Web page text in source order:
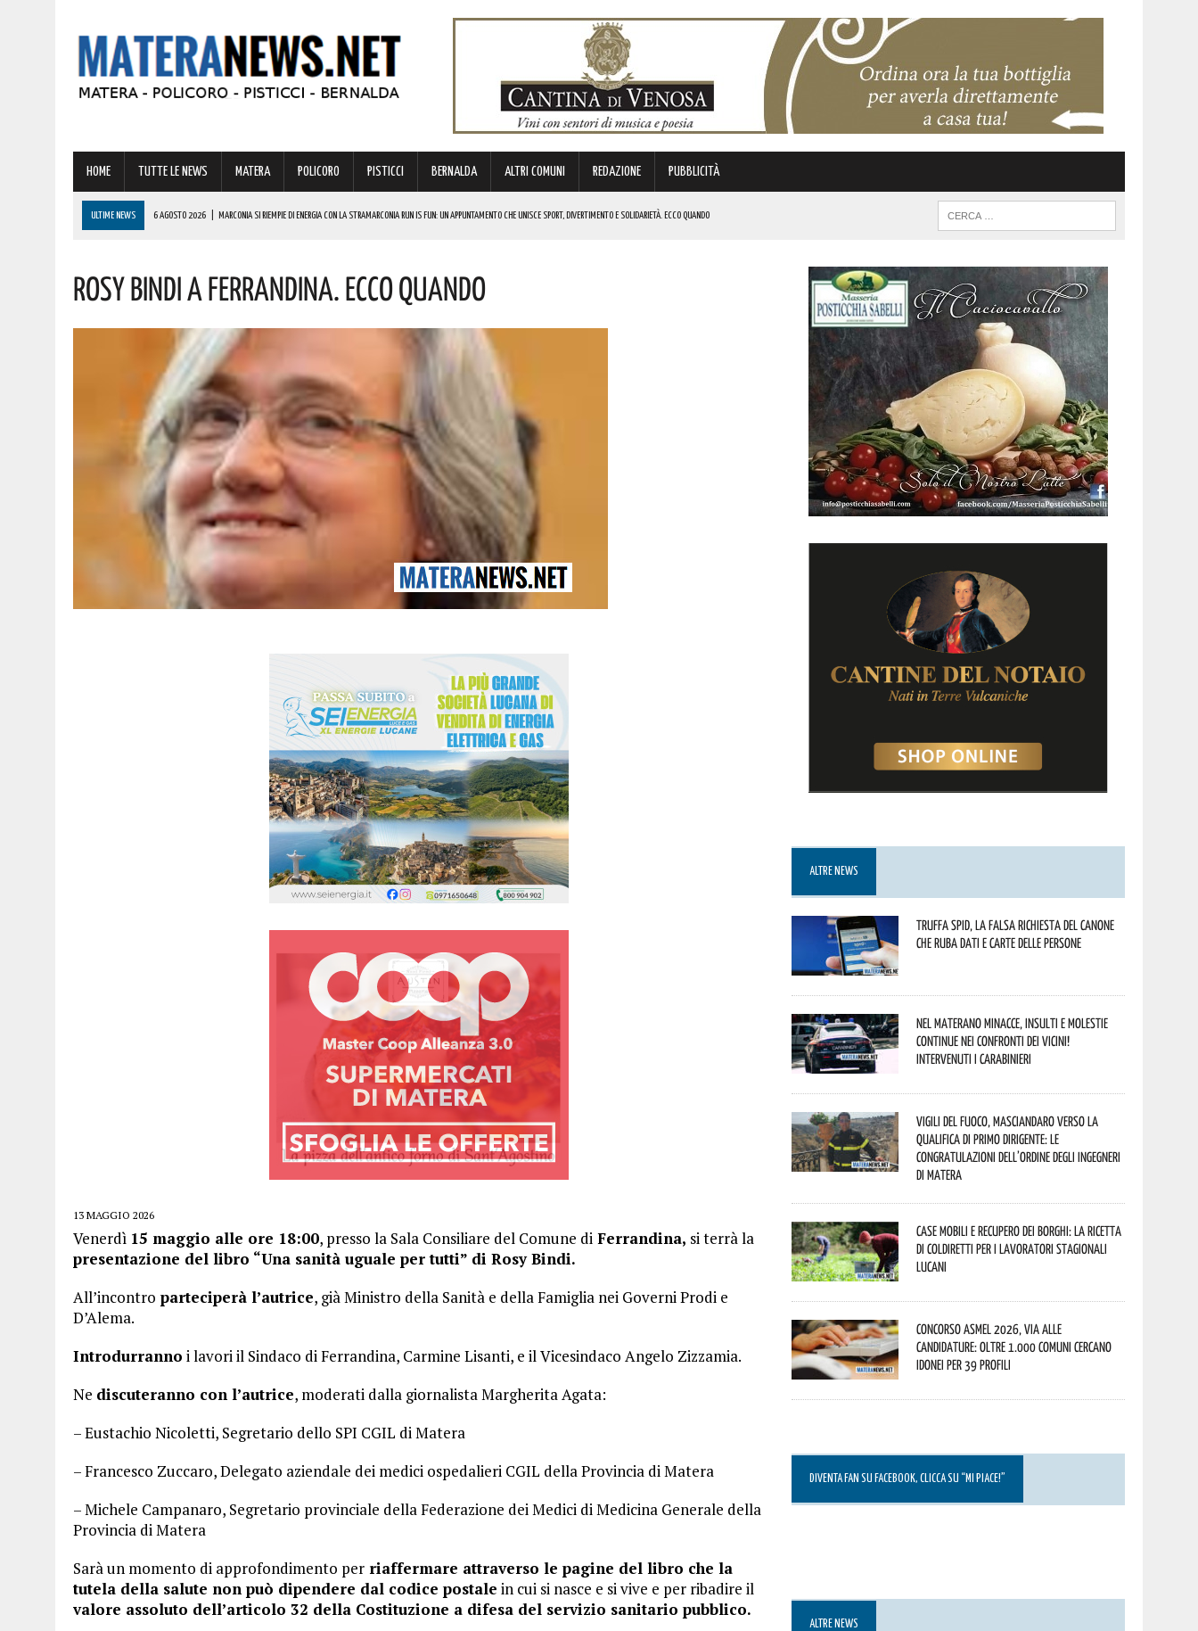
HOME TUTTE LE NEWS MATERA POLICORO PISTICCI BERNALDA ALTRI COMUNI REDAZIONE PUBBLICITÀ
ULTIME NEWS 6 AGOSTO 2026 MARCONIA SI RIEMPIE DI ENERGIA CON LA STRAMARCONIA RUN IS FUN: UN APPUNTAMENTO CHE UNISCE SPORT, DIVERTIMENTO E SOLIDARIETÀ. ECCO QUANDO
6 AGOSTO 2026 | VALSINNI CELEBRA LA POETESSA ISABELLA MORRA CON DUE SPETTACOLI TEATRALI! ECCO LE DATE
A FERRANDINA NUOVE ROTONDE E SPARTITRAFFICO PER MIGLIORARE IL DECORO URBANO E LA SICUREZZA. QUESTI GLI INTERVENTI IN CORSO
Rosy Bindi A Ferrandina. Ecco Quando
13 MAGGIO 2026
Venerdì 15 maggio alle ore 18:00, presso la Sala Consiliare del Comune di Ferrandina, si terrà la
presentazione del libro “Una sanità uguale per tutti” di Rosy Bindi.
All’incontro parteciperà l’autrice, già Ministro della Sanità e della Famiglia nei Governi Prodi e
D’Alema.
Introdurranno i lavori il Sindaco di Ferrandina, Carmine Lisanti, e il Vicesindaco Angelo Zizzamia.
Ne discuteranno con l’autrice, moderati dalla giornalista Margherita Agata:
– Eustachio Nicoletti, Segretario dello SPI CGIL di Matera
– Francesco Zuccaro, Delegato aziendale dei medici ospedalieri CGIL della Provincia di Matera
– Michele Campanaro, Segretario provinciale della Federazione dei Medici di Medicina Generale della
Provincia di Matera
Sarà un momento di approfondimento per riaffermare attraverso le pagine del libro che la
tutela della salute non può dipendere dal codice postale in cui si nasce e si vive e per ribadire il
valore assoluto dell’articolo 32 della Costituzione a difesa del servizio sanitario pubblico.
ALTRE NEWS
Truffa Spid, la falsa richiesta del canone
che ruba dati e carte delle persone
Nel materano minacce, insulti e molestie
continue nei confronti dei vicini!
Intervenuti i Carabinieri
Vigili del Fuoco, Masciandaro verso la
qualifica di Primo Dirigente: le
congratulazioni dell’Ordine degli Ingegneri
di Matera
Case mobili e recupero dei borghi: la ricetta
di Coldiretti per i lavoratori stagionali
lucani
Concorso Asmel 2026, via alle
candidature: oltre 1.000 Comuni cercano
idonei per 39 profili
DIVENTA FAN SU FACEBOOK, CLICCA SU “MI PIACE!”
ALTRE NEWS